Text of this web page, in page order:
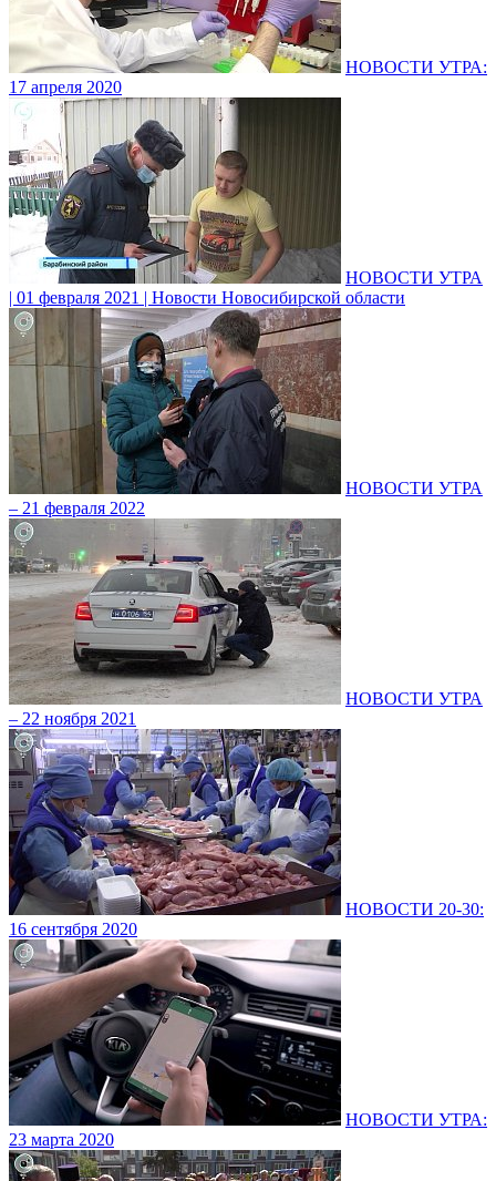
НОВОСТИ УТРА:
17 апреля 2020
НОВОСТИ УТРА
| 01 февраля 2021 | Новости Новосибирской области
НОВОСТИ УТРА
– 21 февраля 2022
НОВОСТИ УТРА
– 22 ноября 2021
НОВОСТИ 20-30:
16 сентября 2020
НОВОСТИ УТРА:
23 марта 2020